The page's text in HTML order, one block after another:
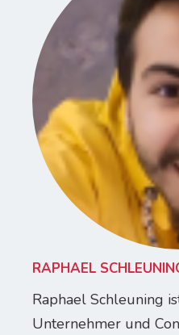
RAPHAEL
Raphael Schleuning
Unternehmer und